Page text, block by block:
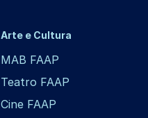
Arte e Cultura
MAB FAAP
Teatro FAAP
Cine FAAP